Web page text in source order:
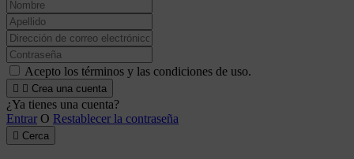
Acepto los términos y las condiciones de uso.
  Crea una cuenta
¿Ya tienes una cuenta?
Entrar O Restablecer la contraseña
 Cerca